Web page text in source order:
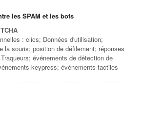
les SPAM et les bots
: clics; Données d'utilisation;
la souris; position de défilement; réponses
événements de détection de
keypress; événements tactiles